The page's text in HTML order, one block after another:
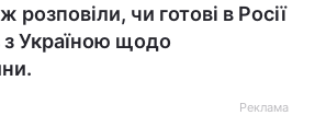
розповіли, чи готові в Росії
з Україною щодо
Реклама